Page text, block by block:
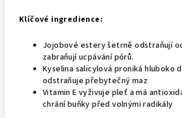
Klíčové ingredience:
Jojobové estery šetrně odstraňují
zabraňují ucpávání pórů.
Kyselina salicylová proniká hluboko
odstraňuje přebytečný maz
Vitamin E vyživuje pleť a má
chrání buňky před volnými radikály